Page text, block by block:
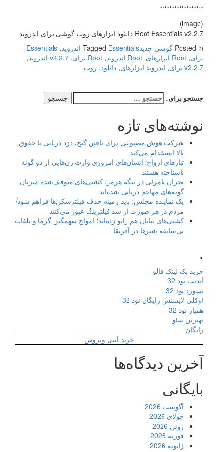
******************
(image)
Root Essentials v2.2.7 دانلود ابزارهای روت گوشی برای اندروید
Posted in گوشی جدید Tagged Essentials اندروید ,
Essentials
برای, Root ابزارهای , Root اندروید , Root برای , v2.2.7 اندروید
,
v2.2.7 برای
, اندروید ابزارهای, دانلود, روت
جستجو برای:
نوشته‌های تازه
شرکت هوش مصنوعی برای یافتن گنج، دزد دریایی با حقوق
بالا استخدام می‌کند
تبارهای ارواح؛ انسان‌های امروزی وارث ژن‌هایی از دو گونه
ناشناخته هستند
بحران نامرئی در تنگه هرمز؛ کشتی‌های متوقف‌شده میزبان
گونه‌های مهاجم دریایی شده‌اند
یک نماینده مجلس: باید زمینه حذف فیلترشکن‌ها فراهم شود/
مردم در هر صورت از سد فیلترینگ عبور می‌کنند
کشتی‌های بیابان هم زانو زده‌اند؛ امواج سهمگین گرما و تلفات
بی‌سابقه شترها در آفریقا
.
خرید بک لینک فالو
آپدیت نود 32
پسورد نود 32
اوکلی لایسنس رایگان نود 32
همیار نود 32
بهترین سئو
رایگان
خرید آنتی ویروس
آخرین دیدگاه‌ها
بایگانی
آگوست 2026
جولای 2026
ژوئن 2026
فوریه 2026
ژانویه 2026